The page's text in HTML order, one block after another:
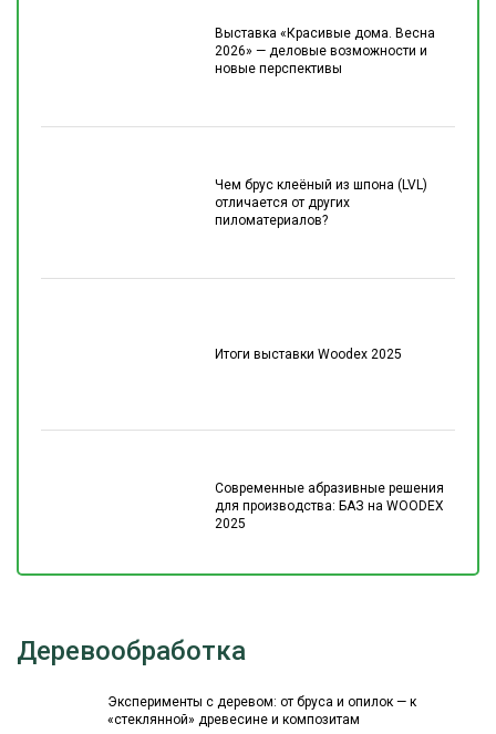
Выставка «Красивые дома. Весна
2026» — деловые возможности и
новые перспективы
Чем брус клеёный из шпона (LVL)
отличается от других
пиломатериалов?
Итоги выставки Woodex 2025
Современные абразивные решения
для производства: БАЗ на WOODEX
2025
Деревообработка
Эксперименты с деревом: от бруса и опилок — к
«стеклянной» древесине и композитам